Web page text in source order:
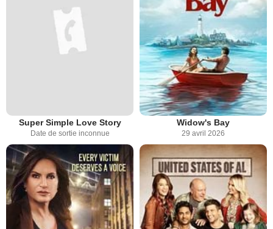
Super Simple Love Story
Date de sortie inconnue
Widow's Bay
29 avril 2026